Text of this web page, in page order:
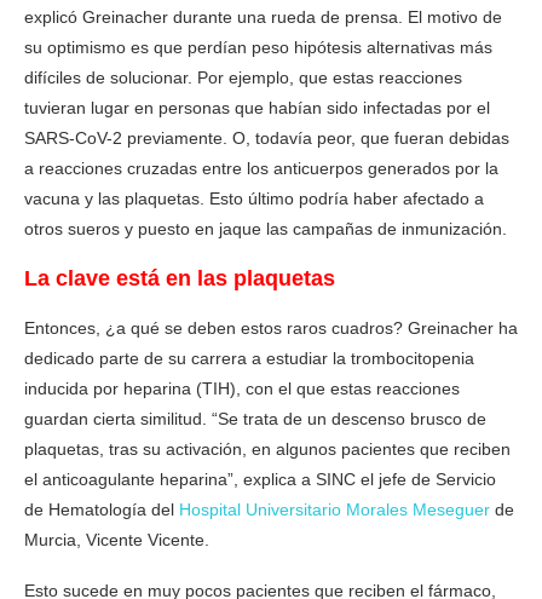
explicó Greinacher durante una rueda de prensa. El motivo de
su optimismo es que perdían peso hipótesis alternativas más
difíciles de solucionar. Por ejemplo, que estas reacciones
tuvieran lugar en personas que habían sido infectadas por el
SARS-CoV-2 previamente. O, todavía peor, que fueran debidas
a reacciones cruzadas entre los anticuerpos generados por la
vacuna y las plaquetas. Esto último podría haber afectado a
otros sueros y puesto en jaque las campañas de inmunización.
La clave está en las plaquetas
Entonces, ¿a qué se deben estos raros cuadros? Greinacher ha
dedicado parte de su carrera a estudiar la trombocitopenia
inducida por heparina (TIH), con el que estas reacciones
guardan cierta similitud. “Se trata de un descenso brusco de
plaquetas, tras su activación, en algunos pacientes que reciben
el anticoagulante heparina”, explica a SINC el jefe de Servicio
de Hematología del Hospital Universitario Morales Meseguer de
Murcia, Vicente Vicente.
Esto sucede en muy pocos pacientes que reciben el fármaco,